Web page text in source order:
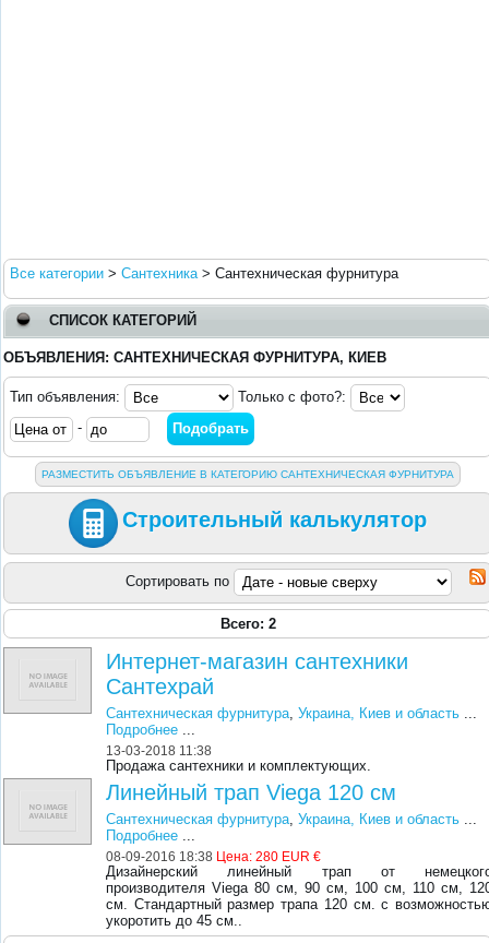
Все категории > Сантехника> Сантехническая фурнитура
СПИСОК КАТЕГОРИЙ
ОБЪЯВЛЕНИЯ: САНТЕХНИЧЕСКАЯ ФУРНИТУРА, КИЕВ
Тип объявления:
Только с фото?:
-
РАЗМЕСТИТЬ ОБЪЯВЛЕНИЕ В КАТЕГОРИЮ САНТЕХНИЧЕСКАЯ ФУРНИТУРА
Строительный калькулятор
Сортировать по
Всего: 2
Интернет-магазин сантехники
Сантехрай
Сантехническая фурнитура,Украина, Киев и область ...
Подробнее ...
13-03-2018 11:38
Продажа сантехники и комплектующих.
Линейный трап Viega 120 см
Сантехническая фурнитура,Украина, Киев и область ...
Подробнее ...
08-09-2016 18:38 Цена:280 EUR €
Дизайнерский линейный трап от
производителя Viega 80 см, 90 см, 100 см, 110 см,
см. Стандартный размер трапа 120 см. с
укоротить до 45 см..